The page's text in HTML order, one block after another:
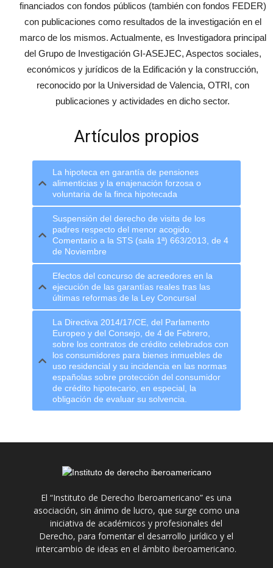
financiados con fondos públicos (también con fondos FEDER)
con publicaciones como resultados de la investigación en el
marco de los mismos. Actualmente, es Investigadora principal
del Grupo de Investigación GI-ASEJEC, Aspectos sociales,
económicos y jurídicos de la Edificación y la construcción,
reconocido por la Universidad de Valencia, OTRI, con
publicaciones y actividades en dicho sector.
Artículos propios
La hipoteca en garantía de pensiones
alimenticias y la enajenación forzosa o
voluntaria de la finca hipotecada
Suspensión del derecho de visita de los
padres respecto del menor acogido.
Comentario a la STS (sala 1ª) 663/2013, de 4
de Noviembre
Efectos del concurso de acreedores en la
ejecución de las garantías reales tras las
últimas reformas de la Ley Concursal
La Directiva 2014/17/CE, del Parlamento
Europeo y del Consejo, de 4 de Febrero,
sobre los contratos de crédito celebrados con
los consumidores para bienes inmuebles de
uso residencial y su incidencia en las normas
españolas sobre protección del consumidor
de crédito hipotecario, en especial, la
obligación de evaluar su solvencia.
El “Instituto de Derecho Iberoamericano” es una
asociación, sin ánimo de lucro, que surge como una
iniciativa de académicos y profesionales del
Derecho, para fomentar el desarrollo jurídico y el
intercambio de ideas en el ámbito iberoamericano.